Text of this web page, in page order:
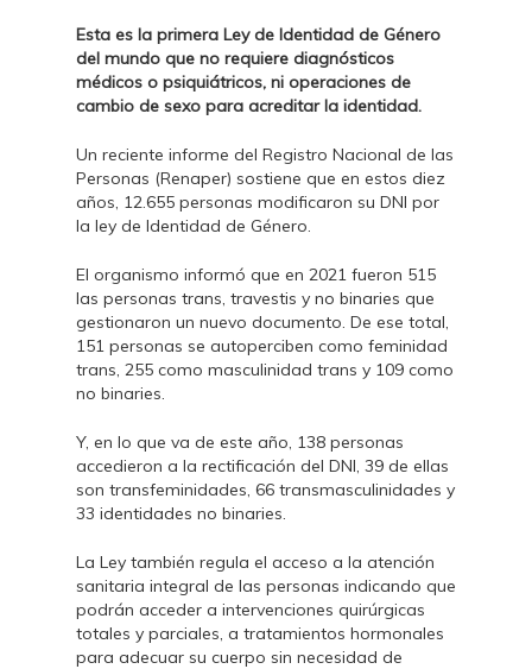
Esta es la primera Ley de Identidad de Género
del mundo que no requiere diagnósticos
médicos o psiquiátricos, ni operaciones de
cambio de sexo para acreditar la identidad.
Un reciente informe del Registro Nacional de las
Personas (Renaper) sostiene que en estos diez
años, 12.655 personas modificaron su DNI por
la ley de Identidad de Género.
El organismo informó que en 2021 fueron 515
las personas trans, travestis y no binaries que
gestionaron un nuevo documento. De ese total,
151 personas se autoperciben como feminidad
trans, 255 como masculinidad trans y 109 como
no binaries.
Y, en lo que va de este año, 138 personas
accedieron a la rectificación del DNI, 39 de ellas
son transfeminidades, 66 transmasculinidades y
33 identidades no binaries.
La Ley también regula el acceso a la atención
sanitaria integral de las personas indicando que
podrán acceder a intervenciones quirúrgicas
totales y parciales, a tratamientos hormonales
para adecuar su cuerpo sin necesidad de